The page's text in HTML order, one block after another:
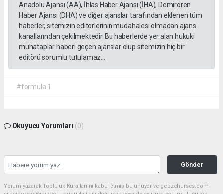
Anadolu Ajansı (AA), İhlas Haber Ajansı (İHA), Demirören
Haber Ajansı (DHA) ve diğer ajanslar tarafından eklenen tüm
haberler, sitemizin editörlerinin müdahalesi olmadan ajans
kanallarından çekilmektedir. Bu haberlerde yer alan hukuki
muhataplar haberi geçen ajanslar olup sitemizin hiç bir
editörü sorumlu tutulamaz...
#formula 1
Okuyucu Yorumları (0)
Gönder
Yorum yazarak Topluluk Kuralları’nı kabul etmiş bulunuyor ve gebzehurses.com